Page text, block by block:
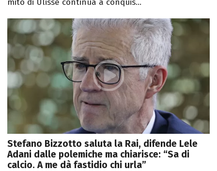
mito di Ulisse continua a conquis...
Stefano Bizzotto saluta la Rai, difende Lele
Adani dalle polemiche ma chiarisce: “Sa di
calcio. A me dà fastidio chi urla”